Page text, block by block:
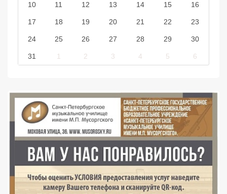
10 11 12 13 14 15 16
17 18 19 20 21 22 23
24 25 26 27 28 29 30
31 1 2 3 4 5 6